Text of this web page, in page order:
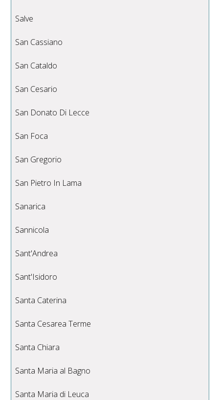
Salve
San Cassiano
San Cataldo
San Cesario
San Donato Di Lecce
San Foca
San Gregorio
San Pietro In Lama
Sanarica
Sannicola
Sant'Andrea
Sant'Isidoro
Santa Caterina
Santa Cesarea Terme
Santa Chiara
Santa Maria al Bagno
Santa Maria di Leuca